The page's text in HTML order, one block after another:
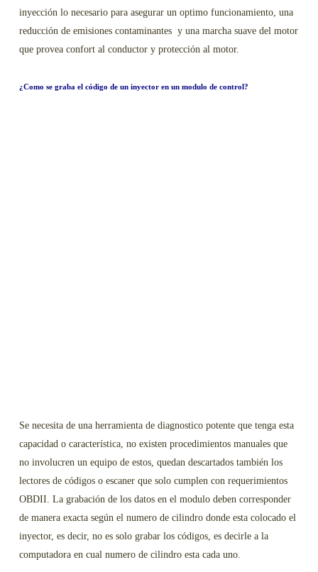
inyección lo necesario para asegurar un optimo funcionamiento, una
reducción de emisiones contaminantes y una marcha suave del motor
que provea confort al conductor y protección al motor.
¿Como se graba el código de un inyector en un modulo de control?
Se necesita de una herramienta de diagnostico potente que tenga esta
capacidad o característica, no existen procedimientos manuales que
no involucren un equipo de estos, quedan descartados también los
lectores de códigos o escaner que solo cumplen con requerimientos
OBDII. La grabación de los datos en el modulo deben corresponder
de manera exacta según el numero de cilindro donde esta colocado el
inyector, es decir, no es solo grabar los códigos, es decirle a la
computadora en cual numero de cilindro esta cada uno.